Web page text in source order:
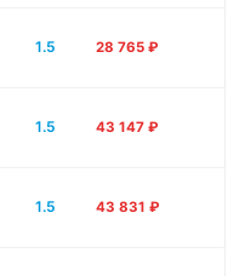
1.5 28 765 ₽
1.5 43 147 ₽
1.5 43 831 ₽